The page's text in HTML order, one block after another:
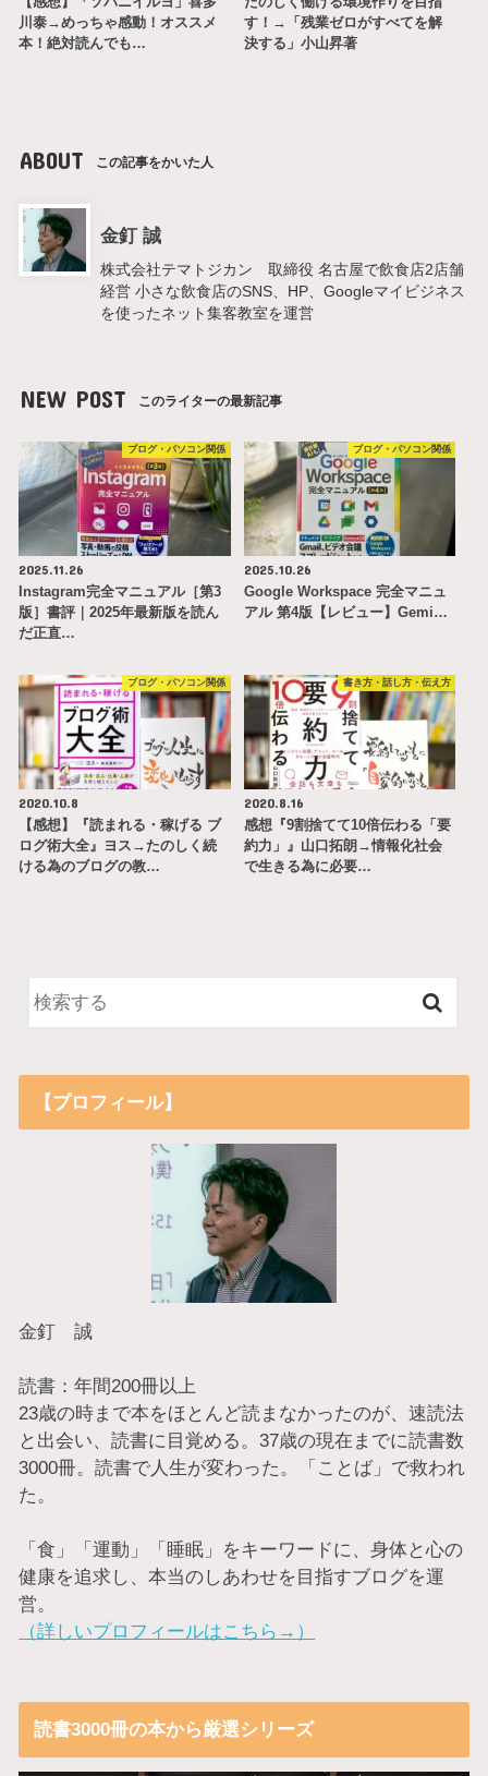
川泰→めっちゃ感動！オススメ
本！絶対読んでも…
す！→「残業ゼロがすべてを解
決する」小山昇著
ABOUT この記事をかいた人
金釘 誠
株式会社テマトジカン 取締役 名古屋で飲食店2店舗
経営 小さな飲食店のSNS、HP、Googleマイビジネス
を使ったネット集客教室を運営
NEW POST このライターの最新記事
ブログ・パソコン関係
2025.11.26
Instagram完全マニュアル［第3
版］書評｜2025年最新版を読ん
だ正直…
ブログ・パソコン関係
2025.10.26
Google Workspace 完全マニュ
アル 第4版【レビュー】Gemi…
ブログ・パソコン関係
2020.10.8
【感想】『読まれる・稼げる ブ
ログ術大全』ヨス→たのしく続
ける為のブログの教…
書き方・話し方・伝え方
2020.8.16
感想『9割捨てて10倍伝わる「要
約力」』山口拓朗→情報化社会
で生きる為に必要…
【プロフィール】
金釘 誠
読書：年間200冊以上
23歳の時まで本をほとんど読まなかったのが、速読法
と出会い、読書に目覚める。37歳の現在までに読書数
3000冊。読書で人生が変わった。「ことば」で救われ
た。
「食」「運動」「睡眠」をキーワードに、身体と心の
健康を追求し、本当のしあわせを目指すブログを運
営。
（詳しいプロフィールはこちら→）
読書3000冊の本から厳選シリーズ